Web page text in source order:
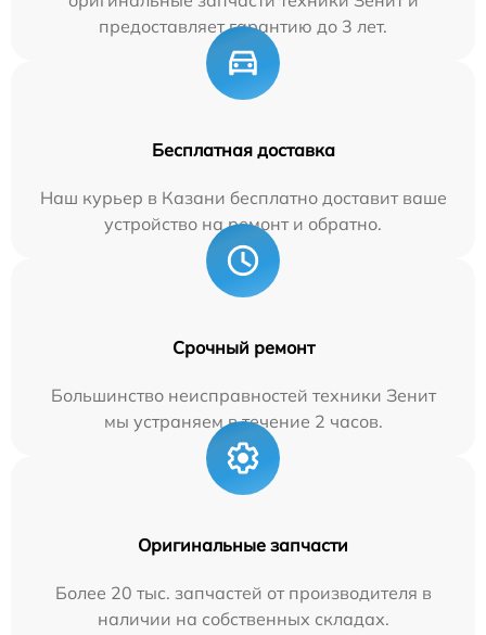
предоставляет гарантию до 3 лет.
Бесплатная доставка
Наш курьер в Казани бесплатно доставит ваше
устройство на ремонт и обратно.
Срочный ремонт
Большинство неисправностей техники Зенит
мы устраняем в течение 2 часов.
Оригинальные запчасти
Более 20 тыс. запчастей от производителя в
наличии на собственных складах.